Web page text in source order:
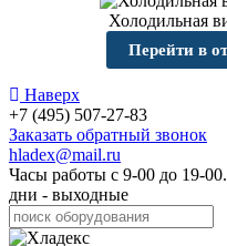
Холодильная
Перейти в
Наверх
+7 (495) 507-27-83
Заказать обратный звонок
hladex@mail.ru
Часы работы с 9-00 до 19-00
дни - выходные